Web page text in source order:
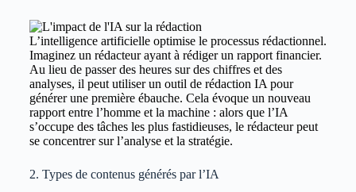
L’intelligence artificielle optimise le processus rédactionnel.
Imaginez un rédacteur ayant à rédiger un rapport financier.
Au lieu de passer des heures sur des chiffres et des
analyses, il peut utiliser un outil de rédaction IA pour
générer une première ébauche. Cela évoque un nouveau
rapport entre l’homme et la machine : alors que l’IA
s’occupe des tâches les plus fastidieuses, le rédacteur peut
se concentrer sur l’analyse et la stratégie.
2. Types de contenus générés par l’IA